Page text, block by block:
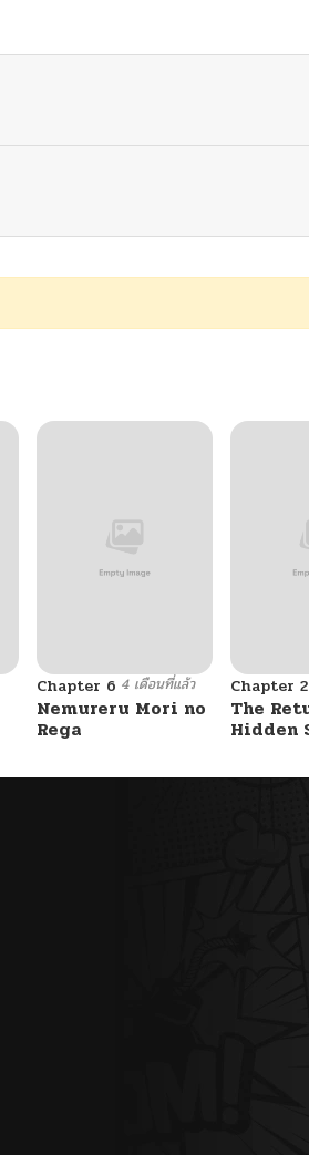
Chapter 6 4 เดือนที่แล้ว
Nemureru Mori no
Rega
Chapter
The
Hidden